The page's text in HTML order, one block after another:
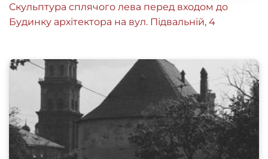
Скульптура сплячого лева перед входом до
Будинку архітектора на вул. Підвальній, 4